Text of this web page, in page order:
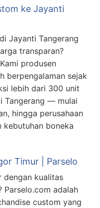
ke Jayanti
Jayanti Tangerang
transparan?
produsen
berpengalaman sejak
lebih dari 300 unit
Tangerang — mulai
hingga perusahaan
boneka
Timur | Parselo
dengan kualitas
Parselo.com adalah
custom yang